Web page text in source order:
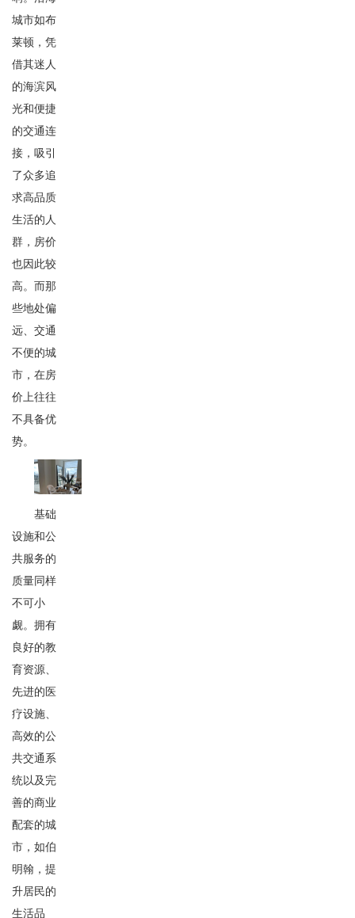
城市如布
莱顿，凭
借其迷人
的海滨风
光和便捷
的交通连
接，吸引
了众多追
求高品质
生活的人
群，房价
也因此较
高。而那
些地处偏
远、交通
不便的城
市，在房
价上往往
不具备优
势。
基础
设施和公
共服务的
质量同样
不可小
觑。拥有
良好的教
育资源、
先进的医
疗设施、
高效的公
共交通系
统以及完
善的商业
配套的城
市，如伯
明翰，提
升居民的
生活品